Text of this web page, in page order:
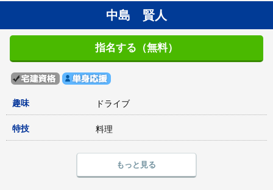
中島 賢人
指名する（無料）
趣味 ドライブ
特技 料理
もっと見る